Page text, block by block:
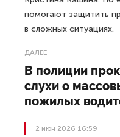
помогают защитить
в сложных ситуациях.
ДАЛЕЕ
В полиции
слухи о
пожилых
2 июн 2026 16:59